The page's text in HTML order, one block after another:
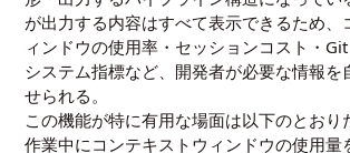
が出力する内容はすべて表示できるため、
ィンドウの使用率・セッションコスト・Git
システム指標など、開発者が必要な情報を
せられる。
この機能が特に有用な場面は以下のとおり
作業中にコンテキストウィンドウの使用量